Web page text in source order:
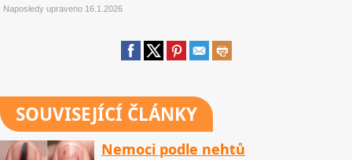
Naposledy upraveno 16.1.2026
SOUVISEJÍCÍ ČLÁNKY
Nemoci podle nehtů